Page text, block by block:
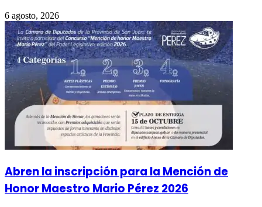
6 agosto, 2026
Abren la inscripción para la Mención de
Honor Maestro Mario Pérez 2026